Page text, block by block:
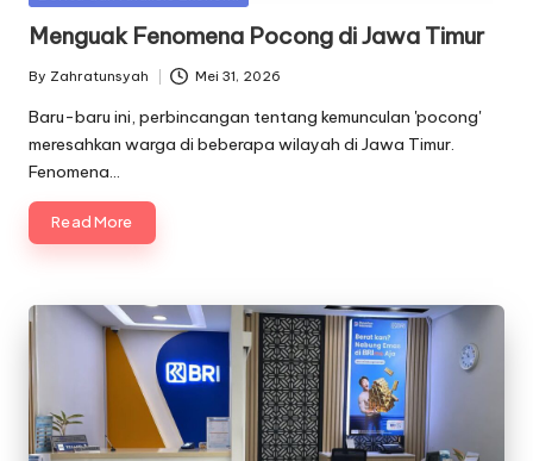
Menguak Fenomena Pocong di Jawa Timur
Posted
by
By Zahratunsyah Mei 31, 2026
Baru-baru ini, perbincangan tentang kemunculan 'pocong'
meresahkan warga di beberapa wilayah di Jawa Timur.
Fenomena…
Read More